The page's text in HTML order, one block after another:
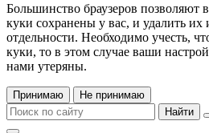
Большинство браузеров позволяют
куки сохранены у вас, и удалить их
отдельности. Необходимо учесть,
куки, то в этом случае ваши
нами утеряны.
Принимаю
Не принимаю
Найти